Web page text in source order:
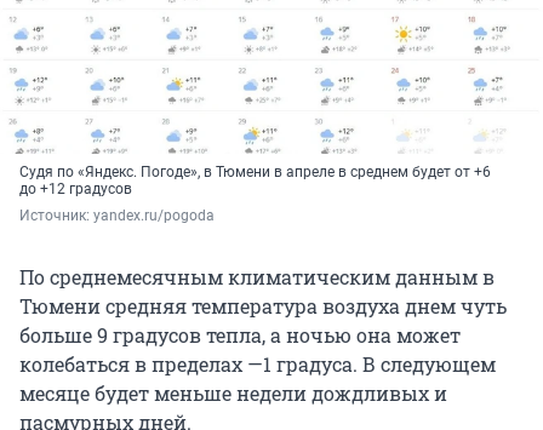
Судя по «Яндекс. Погоде», в Тюмени в апреле в среднем будет от +6
до +12 градусов
Источник: yandex.ru/pogoda
По среднемесячным климатическим данным в
Тюмени средняя температура воздуха днем чуть
больше 9 градусов тепла, а ночью она может
колебаться в пределах —1 градуса. В следующем
месяце будет меньше недели дождливых и
пасмурных дней.